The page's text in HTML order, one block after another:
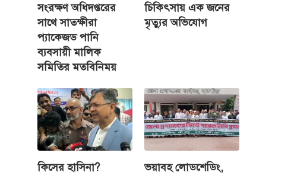
সংরক্ষণ অধিদপ্তরের
সাথে সাতক্ষীরা
প্যাকেজড পানি
ব্যবসায়ী মালিক
সমিতির মতবিনিময়
চিকিৎসায় এক জনের
মৃত্যুর অভিযোগ
কিসের হাসিনা?
ভয়াবহ লোডশেডিং,